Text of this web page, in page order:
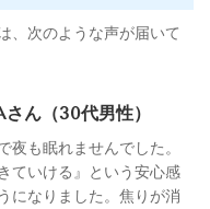
、次のような声が届いて
ん（30代男性）
夜も眠れませんでした。
ていける』という安心感
になりました。焦りが消